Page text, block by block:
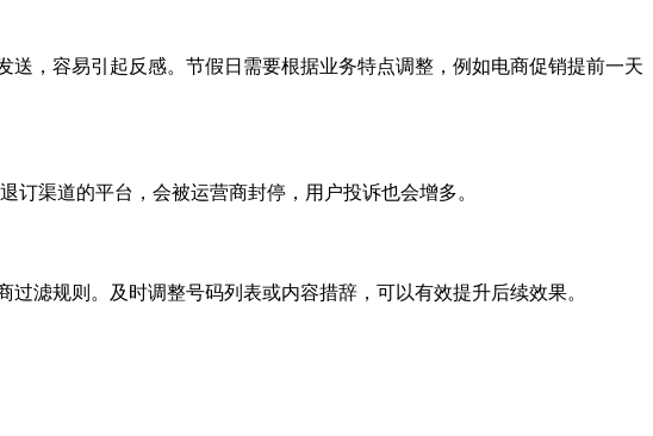
，容易引起反感。节假日需要根据业务特点调整，例如电商促销提前一天
渠道的平台，会被运营商封停，用户投诉也会增多。
滤规则。及时调整号码列表或内容措辞，可以有效提升后续效果。